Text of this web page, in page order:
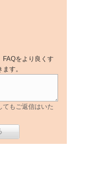
FAQをより良くす
す。
てもご返信はいた